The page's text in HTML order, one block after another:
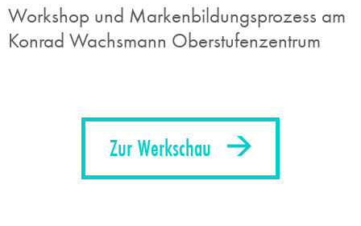
Workshop und Markenbildungsprozess am
Konrad Wachsmann Oberstufenzentrum
Zur Werkschau